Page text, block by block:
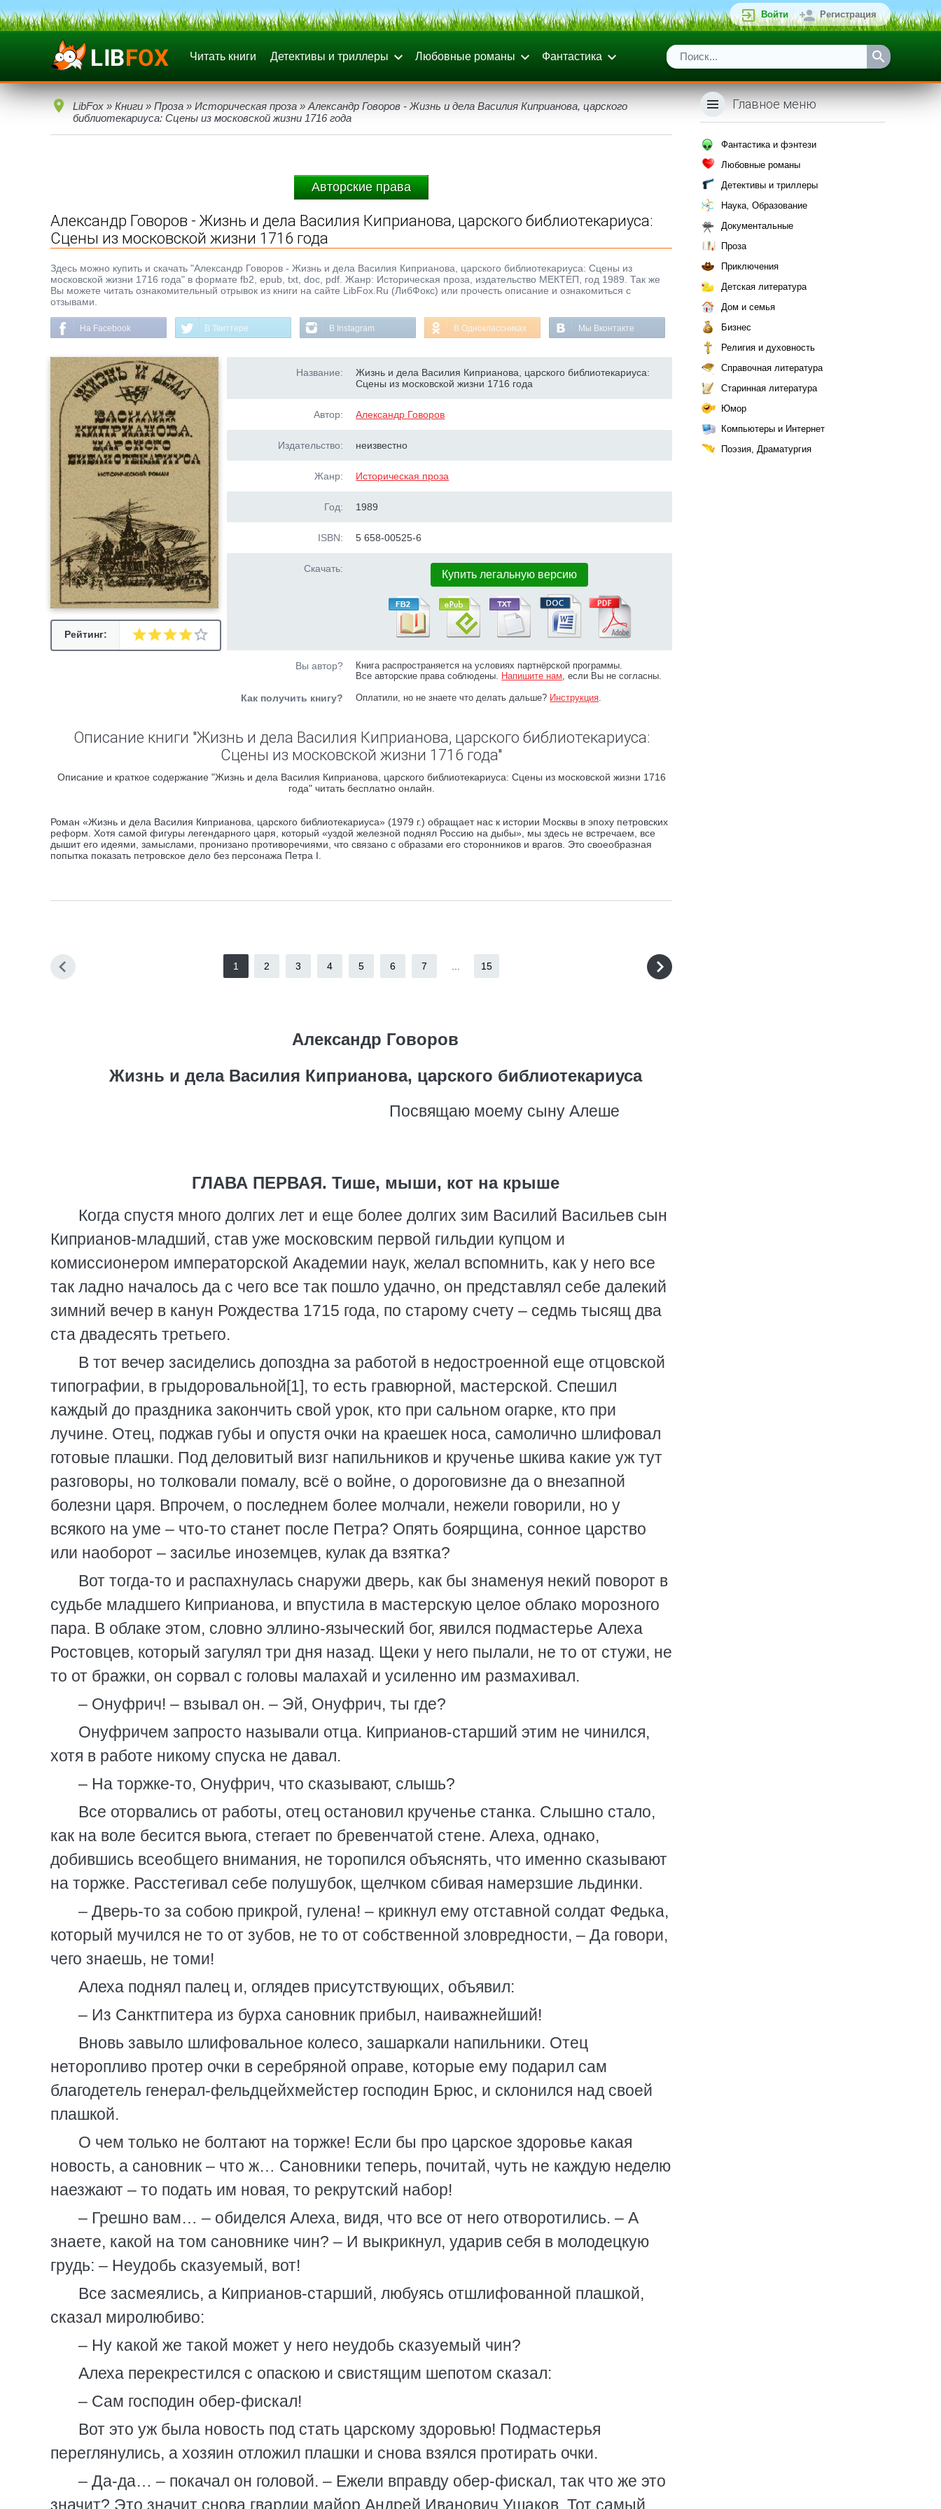
Войти Регистрация
Читать книги Детективы и триллеры Любовные романы Фантастика
LibFox » Книги » Проза » Историческая проза » Александр Говоров - Жизнь и дела Василия Киприанова, царского
библиотекариуса: Сцены из московской жизни 1716 года
Авторские права
Александр Говоров - Жизнь и дела Василия Киприанова, царского библиотекариуса:
Сцены из московской жизни 1716 года
Здесь можно купить и скачать "Александр Говоров - Жизнь и дела Василия Киприанова, царского библиотекариуса: Сцены из
московской жизни 1716 года" в формате fb2, epub, txt, doc, pdf. Жанр: Историческая проза, издательство МЕКТЕП, год 1989. Так же
Вы можете читать ознакомительный отрывок из книги на сайте LibFox.Ru (ЛибФокс) или прочесть описание и ознакомиться с
отзывами.
На Facebook В Твиттере В Instagram В Одноклассниках Мы Вконтакте
Рейтинг:
Название:
Жизнь и дела Василия Киприанова, царского библиотекариуса:
Сцены из московской жизни 1716 года
Автор: Александр Говоров
Издательство: неизвестно
Жанр: Историческая проза
Год: 1989
ISBN: 5 658-00525-6
Скачать: Купить легальную версию
Вы автор?
Книга распространяется на условиях партнёрской программы.
Все авторские права соблюдены. Напишите нам, если Вы не согласны.
Как получить книгу? Оплатили, но не знаете что делать дальше? Инструкция.
Описание книги "Жизнь и дела Василия Киприанова, царского библиотекариуса:
Сцены из московской жизни 1716 года"
Описание и краткое содержание "Жизнь и дела Василия Киприанова, царского библиотекариуса: Сцены из московской жизни 1716
года" читать бесплатно онлайн.
Роман «Жизнь и дела Василия Киприанова, царского библиотекариуса» (1979 г.) обращает нас к истории Москвы в эпоху петровских
реформ. Хотя самой фигуры легендарного царя, который «уздой железной поднял Россию на дыбы», мы здесь не встречаем, все
дышит его идеями, замыслами, пронизано противоречиями, что связано с образами его сторонников и врагов. Это своеобразная
попытка показать петровское дело без персонажа Петра I.
1 2 3 4 5 6 7 15
Александр Говоров
Жизнь и дела Василия Киприанова, царского библиотекариуса
Посвящаю моему сыну Алеше
ГЛАВА ПЕРВАЯ. Тише, мыши, кот на крыше
Когда спустя много долгих лет и еще более долгих зим Василий Васильев сын
Киприанов-младший, став уже московским первой гильдии купцом и
комиссионером императорской Академии наук, желал вспомнить, как у него все
так ладно началось да с чего все так пошло удачно, он представлял себе далекий
зимний вечер в канун Рождества 1715 года, по старому счету – седмь тысящ два
ста двадесять третьего.
В тот вечер засиделись допоздна за работой в недостроенной еще отцовской
типографии, в грыдоровальной[1], то есть гравюрной, мастерской. Спешил
каждый до праздника закончить свой урок, кто при сальном огарке, кто при
лучине. Отец, поджав губы и опустя очки на краешек носа, самолично шлифовал
готовые плашки. Под деловитый визг напильников и крученье шкива какие уж тут
разговоры, но толковали помалу, всё о войне, о дороговизне да о внезапной
болезни царя. Впрочем, о последнем более молчали, нежели говорили, но у
всякого на уме – что-то станет после Петра? Опять боярщина, сонное царство
или наоборот – засилье иноземцев, кулак да взятка?
Вот тогда-то и распахнулась снаружи дверь, как бы знаменуя некий поворот в
судьбе младшего Киприанова, и впустила в мастерскую целое облако морозного
пара. В облаке этом, словно эллино-языческий бог, явился подмастерье Алеха
Ростовцев, который загулял три дня назад. Щеки у него пылали, не то от стужи, не
то от бражки, он сорвал с головы малахай и усиленно им размахивал.
– Онуфрич! – взывал он. – Эй, Онуфрич, ты где?
Онуфричем запросто называли отца. Киприанов-старший этим не чинился,
хотя в работе никому спуска не давал.
– На торжке-то, Онуфрич, что сказывают, слышь?
Все оторвались от работы, отец остановил крученье станка. Слышно стало,
как на воле бесится вьюга, стегает по бревенчатой стене. Алеха, однако,
добившись всеобщего внимания, не торопился объяснять, что именно сказывают
на торжке. Расстегивал себе полушубок, щелчком сбивая намерзшие льдинки.
– Дверь-то за собою прикрой, гулена! – крикнул ему отставной солдат Федька,
который мучился не то от зубов, не то от собственной зловредности, – Да говори,
чего знаешь, не томи!
Алеха поднял палец и, оглядев присутствующих, объявил:
– Из Санктпитера из бурха сановник прибыл, наиважнейший!
Вновь завыло шлифовальное колесо, зашаркали напильники. Отец
неторопливо протер очки в серебряной оправе, которые ему подарил сам
благодетель генерал-фельдцейхмейстер господин Брюс, и склонился над своей
плашкой.
О чем только не болтают на торжке! Если бы про царское здоровье какая
новость, а сановник – что ж… Сановники теперь, почитай, чуть не каждую неделю
наезжают – то подать им новая, то рекрутский набор!
– Грешно вам… – обиделся Алеха, видя, что все от него отворотились. – А
знаете, какой на том сановнике чин? – И выкрикнул, ударив себя в молодецкую
грудь: – Неудобь сказуемый, вот!
Все засмеялись, а Киприанов-старший, любуясь отшлифованной плашкой,
сказал миролюбиво:
– Ну какой же такой может у него неудобь сказуемый чин?
Алеха перекрестился с опаскою и свистящим шепотом сказал:
– Сам господин обер-фискал!
Вот это уж была новость под стать царскому здоровью! Подмастерья
переглянулись, а хозяин отложил плашки и снова взялся протирать очки.
– Да-да… – покачал он головой. – Ежели вправду обер-фискал, так что же это
значит? Это значит снова гвардии майор Андрей Иванович Ушаков. Тот самый,
Главное меню
Фантастика и фэнтези
Любовные романы
Детективы и триллеры
Наука, Образование
Документальные
Проза
Приключения
Детская литература
Дом и семья
Бизнес
Религия и духовность
Справочная литература
Старинная литература
Юмор
Компьютеры и Интернет
Поэзия, Драматургия